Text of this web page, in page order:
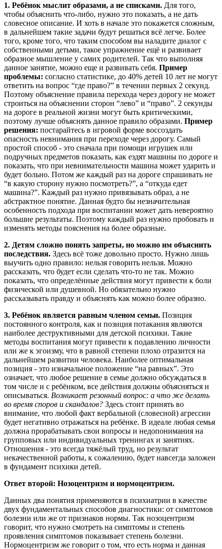
1. Ребёнок мыслит образами, а не списками. Для того,
чтобы объяснить что-либо, нужно это показать, а не дать
словесное описание. И хоть в начале это покажется сложным,
в дальнейшем такие задачи будут решаться всё легче. Более
того, кроме того, что таким способом вы наладите диалог с
собственными детьми, такое упражнение ещё и развивает
образное мышление у самих родителей. Так что выполняя
данное занятие, можно еще и развивать себя. Пример
проблемы: согласно статистике, до 40% детей 10 лет не могут
ответить на вопрос “где право?” в течении первых 2 секунд.
Поэтому объяснение правила перехода через дорогу не может
строиться на объяснении сторон “лево” и “право”. 2 секунды
на дороге в реальной жизни могут быть критическими,
поэтому лучше объяснять данное правило образами. Пример
решения: постарайтесь в игровой форме воссоздать
опасность невнимания при переходе через дорогу. Самый
простой способ - это сначала при помощи игрушек или
подручных предметов показать, как ездят машины по дороге и
показать, что при невнимательности машина может ударить и
будет больно. Потом же каждый раз на дороге спрашивать не
“в какую сторону нужно посмотреть?”, а “откуда едет
машина?”. Каждый раз нужно привязывать образ, а не
абстрактное понятие. Данная будто бы незначительная
особенность подхода при воспитании может дать невероятно
большие результаты. Поэтому каждый раз нужно пробовать и
изменять методы пояснения на более образные.
2. Детям сложно понять запреты, но можно им объяснить
последствия. Здесь всё тоже довольно просто. Нужно лишь
выучить одно правило: нельзя говорить нельзя. Можно
рассказать, что будет если сделать что-то не так. Можно
показать, что определённые действия могут привести к боли
физической или душевной. Но обязательно нужно
рассказывать правду и объяснять как можно более образно.
3. Ребёнок является равным членом семьи. Позиция
постоянного контроля, как и позиция потакания являются
наиболее деструктивными для детской психики. Такие
методы воспитания могут привести к подавлению личности
или же к эгоизму, что в равной степени плохо отразится на
дальнейшем развитии человека. Наиболее оптимальная
позиция - это изначальное положение “на равных”. Это
означает, что любое решение в семье должно обсуждаться в
том числе и с ребёнком, все действия должны объясняться и
описываться. Возникает резонный вопрос: а что же делать
во время споров и скандалов? Здесь стоит принять во
внимание, что любой факт вербальной (словесной) агрессии
будет негативно отражаться на ребёнке. В идеале любая семья
должна прорабатывать свои вопросы и недопонимания на
групповых или индивидуальных тренингах и занятиях.
Отношения - это всегда тяжёлый труд, но результат
некачественной работы, к сожалению, будет навсегда заложен
в фундамент психики детей.
Ответ второй: Нозоцентризм и нормоцентризм.
Данных два понятия применяются в психиатрии в качестве
двух фундаментальных способов диагностики: от симптомов
болезни или же от признаков нормы. Так нозоцентризм
говорит, что нужно смотреть на симптомы и степень
проявления симптомов показывает степень болезни.
Нормоцентризм же говорит о том, что есть норма и данная